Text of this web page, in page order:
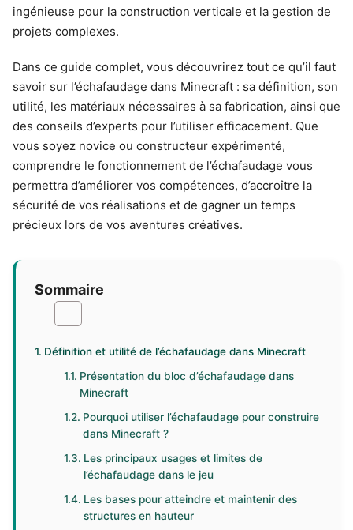
ingénieuse pour la construction verticale et la gestion de
projets complexes.
Dans ce guide complet, vous découvrirez tout ce qu’il faut
savoir sur l’échafaudage dans Minecraft : sa définition, son
utilité, les matériaux nécessaires à sa fabrication, ainsi que
des conseils d’experts pour l’utiliser efficacement. Que
vous soyez novice ou constructeur expérimenté,
comprendre le fonctionnement de l’échafaudage vous
permettra d’améliorer vos compétences, d’accroître la
sécurité de vos réalisations et de gagner un temps
précieux lors de vos aventures créatives.
Sommaire
Définition et utilité de l’échafaudage dans Minecraft
Présentation du bloc d’échafaudage dans
Minecraft
Pourquoi utiliser l’échafaudage pour construire
dans Minecraft ?
Les principaux usages et limites de
l’échafaudage dans le jeu
Les bases pour atteindre et maintenir des
structures en hauteur